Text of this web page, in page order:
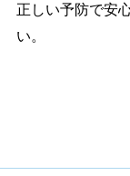
正しい予防で安
い。